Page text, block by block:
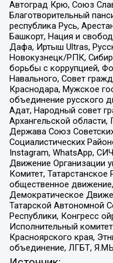
Автоград Крю, Союз
Благотворительный
республика Русь,
Башкорт, Нация и
Дафа, Иртыш Ultras,
Новокузнецк/РПК,
борьбы с коррупцией,
Навального, Совет
Краснодара, Мужское
объединение русского
Адат, Народный совет
Архангельской
Держава Союз
Социалистических
Instagram, WhatsApp,
Движение Организации
Комитет, Татарстанское
общественное
Демократическое
Татарской Автономной
Республики, Конгресс
Исполнительный
Красноярского края,
объединение, ЛГБТ,